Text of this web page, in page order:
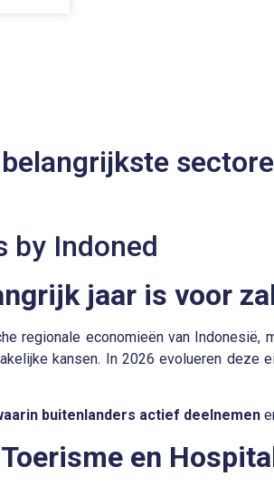
jaar is voor
regionale economieën van
kansen. In 2026 evolueren deze
buitenlanders actief deelnemen
en